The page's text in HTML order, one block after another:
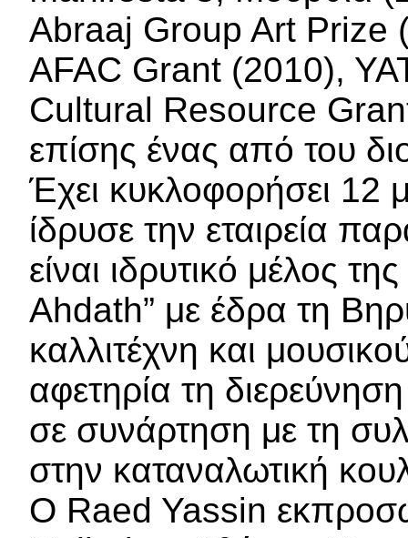
Abraaj Group Art Prize
AFAC Grant (2010),
Cultural Resource
επίσης ένας από του
Έχει κυκλοφορήσει 12
ίδρυσε την εταιρεία
είναι ιδρυτικό μέλος
Ahdath” με έδρα τη
καλλιτέχνη και
αφετηρία τη
σε συνάρτηση με τη
στην καταναλωτική
Ο Raed Yassin